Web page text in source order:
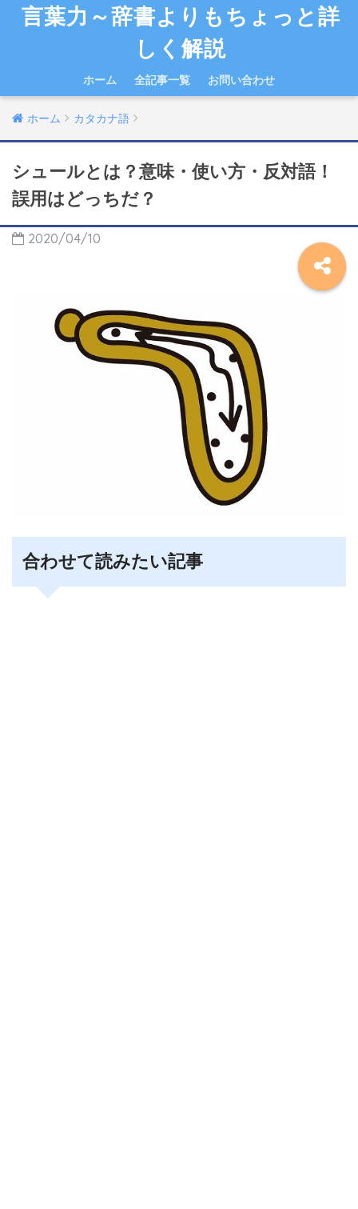
言葉力～辞書よりもちょっと詳
しく解説
ホーム 全記事一覧 お問い合わせ
ホーム カタカナ語
シュールとは？意味・使い方・反対語！
誤用はどっちだ？
2020/04/10
合わせて読みたい記事